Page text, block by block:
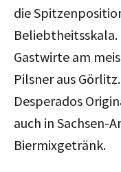
die
Gastwirte am
Pilsner aus
Desperados
auch in Sachsen-
Biermixgetränk.